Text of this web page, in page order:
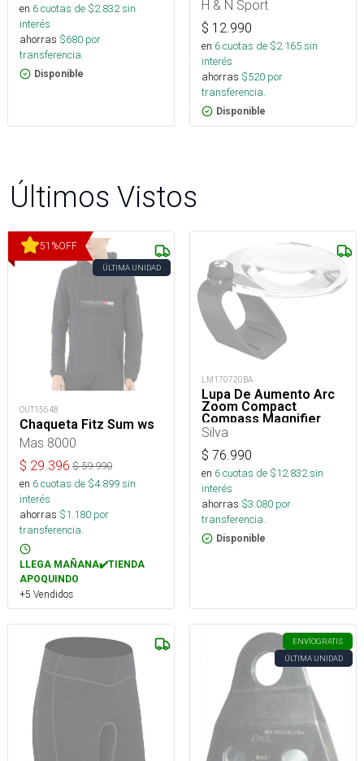
en 6cuotas de $2.832sin
interés
ahorras $680 por
transferencia.
Disponible
H & N Sport
$ 12.990
en 6cuotas de $2.165sin
interés
ahorras $520 por
transferencia.
Disponible
Últimos Vistos
51 %OFF
ÚLTIMA UNIDAD
OUT15648
Chaqueta Fitz Sum ws
Mas 8000
$ 29.396 $59.990
en 6cuotas de $4.899sin
interés
ahorras $1.180 por
transferencia.
LLEGA MAÑANA✔️TIENDA
APOQUINDO
+5 Vendidos
LM170720BA
Lupa De Aumento Arc
Zoom Compact
Compass Magnifier
Silva
$ 76.990
en 6cuotas de $12.832sin
interés
ahorras $3.080 por
transferencia.
Disponible
ENVÍOGRATIS
ÚLTIMA UNIDAD